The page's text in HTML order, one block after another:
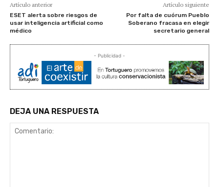
Artículo anterior
ESET alerta sobre riesgos de
usar inteligencia artificial como
médico
Artículo siguiente
Por falta de cuórum Pueblo
Soberano fracasa en elegir
secretario general
- Publicidad -
DEJA UNA RESPUESTA